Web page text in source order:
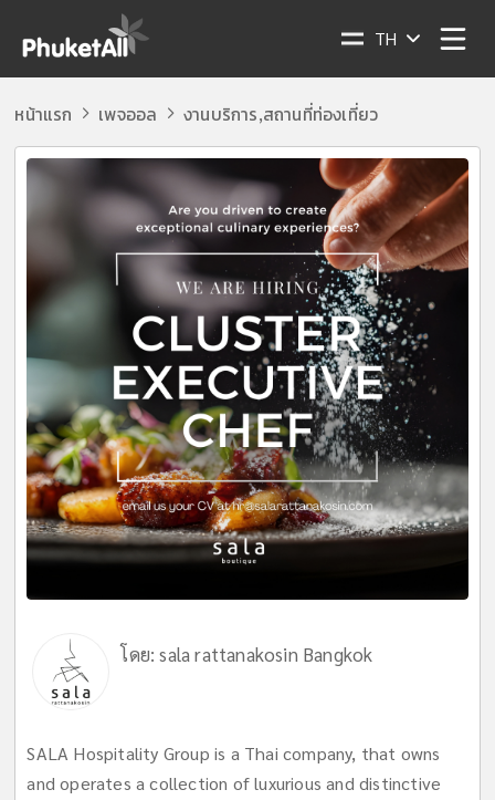
TH
หน้าแรก เพจออล งานบริการ,สถานที่ท่องเที่ยว
โดย:sala rattanakosin Bangkok
SALA Hospitality Group is a Thai company, that owns
and operates a collection of luxurious and distinctive